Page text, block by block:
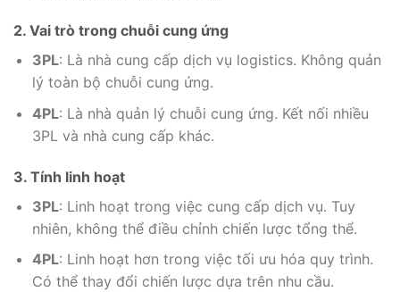
2. Vai trò trong chuỗi cung ứng
3PL: Là nhà cung cấp dịch vụ logistics. Không quản
lý toàn bộ chuỗi cung ứng.
4PL: Là nhà quản lý chuỗi cung ứng. Kết nối nhiều
3PL và nhà cung cấp khác.
3. Tính linh hoạt
3PL: Linh hoạt trong việc cung cấp dịch vụ. Tuy
nhiên, không thể điều chỉnh chiến lược tổng thể.
4PL: Linh hoạt hơn trong việc tối ưu hóa quy trình.
Có thể thay đổi chiến lược dựa trên nhu cầu.